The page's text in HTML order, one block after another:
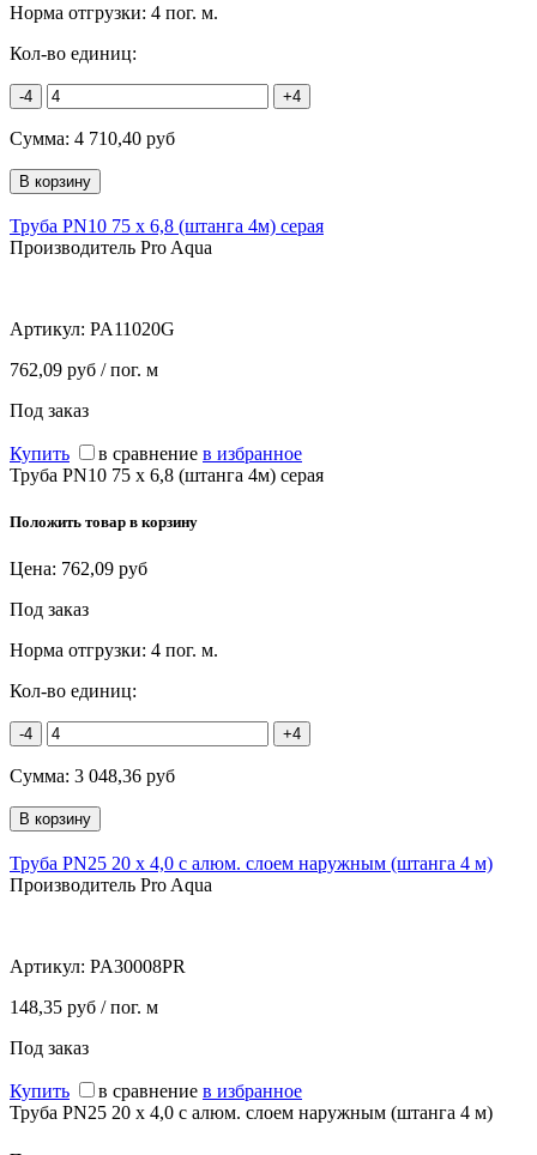
Норма отгрузки: 4 пог. м.
Кол-во единиц:
-4 +4
Сумма: 4 710,40 руб
Труба PN10 75 х 6,8 (штанга 4м) серая
Производитель Pro Aqua
Артикул: PA11020G
762,09 руб / пог. м
Под заказ
Купить в сравнение в избранное
Труба PN10 75 х 6,8 (штанга 4м) серая
Положить товар в корзину
Цена: 762,09 руб
Под заказ
Норма отгрузки: 4 пог. м.
Кол-во единиц:
-4 +4
Сумма: 3 048,36 руб
Труба PN25 20 х 4,0 с алюм. слоем наружным (штанга 4 м)
Производитель Pro Aqua
Артикул: PA30008PR
148,35 руб / пог. м
Под заказ
Купить в сравнение в избранное
Труба PN25 20 х 4,0 с алюм. слоем наружным (штанга 4 м)